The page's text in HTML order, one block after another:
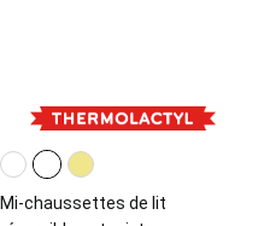
Mi-chaussettes de lit